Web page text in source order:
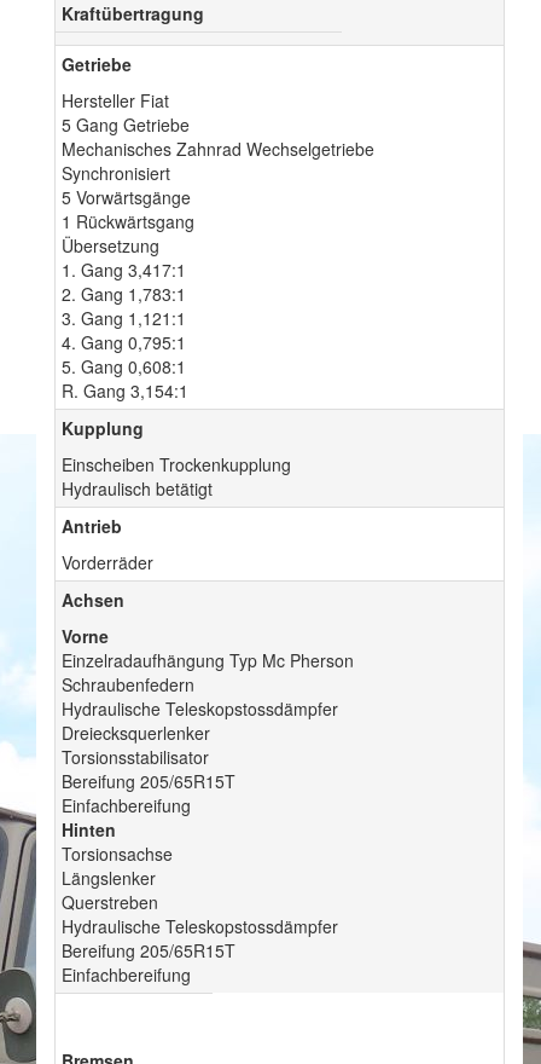
Kraftübertragung
Getriebe
Hersteller Fiat
5 Gang Getriebe
Mechanisches Zahnrad Wechselgetriebe
Synchronisiert
5 Vorwärtsgänge
1 Rückwärtsgang
Übersetzung
1. Gang 3,417:1
2. Gang 1,783:1
3. Gang 1,121:1
4. Gang 0,795:1
5. Gang 0,608:1
R. Gang 3,154:1
Kupplung
Einscheiben Trockenkupplung
Hydraulisch betätigt
Antrieb
Vorderräder
Achsen
Vorne
Einzelradaufhängung Typ Mc Pherson
Schraubenfedern
Hydraulische Teleskopstossdämpfer
Dreiecksquerlenker
Torsionsstabilisator
Bereifung 205/65R15T
Einfachbereifung
Hinten
Torsionsachse
Längslenker
Querstreben
Hydraulische Teleskopstossdämpfer
Bereifung 205/65R15T
Einfachbereifung